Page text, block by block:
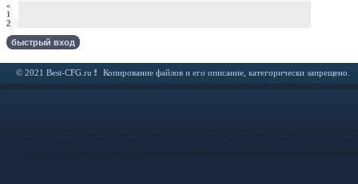
«
1
2
© 2021 Best-CFG.ru Копирование файлов и его описание, категорически запрещено.